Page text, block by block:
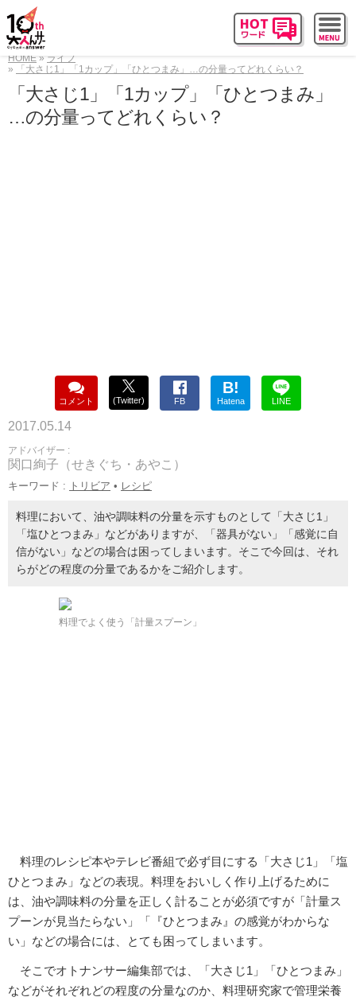
HOME
ライフ
「大さじ1」「1カップ」「ひとつまみ」…の分量ってどれくらい？
「大さじ1」「1カップ」「ひとつまみ」
…の分量ってどれくらい？
コメント (Twitter) FB
B!
Hatena LINE
2017.05.14
アドバイザー :
関口絢子（せきぐち・あやこ）
キーワード : トリビア • レシピ
料理において、油や調味料の分量を示すものとして「大さじ1」
「塩ひとつまみ」などがありますが、「器具がない」「感覚に自
信がない」などの場合は困ってしまいます。そこで今回は、それ
らがどの程度の分量であるかをご紹介します。
料理でよく使う「計量スプーン」
料理のレシピ本やテレビ番組で必ず目にする「大さじ1」「塩
ひとつまみ」などの表現。料理をおいしく作り上げるために
は、油や調味料の分量を正しく計ることが必須ですが「計量ス
プーンが見当たらない」「『ひとつまみ』の感覚がわからな
い」などの場合には、とても困ってしまいます。
そこでオトナンサー編集部では、「大さじ1」「ひとつまみ」
などがそれぞれどの程度の分量なのか、料理研究家で管理栄養